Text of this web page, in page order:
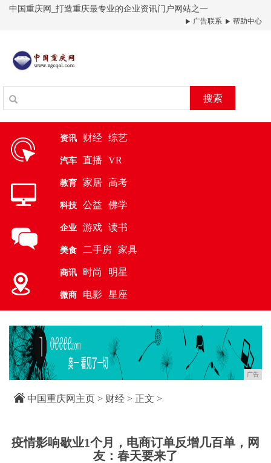
中国重庆网_打造重庆最专业的企业资讯门户网站之一
广告联系 帮助中心
搜索
资讯 财经 综艺
汽车 直播 VR
教育 家居 高考
科技 公益 佛学
企业 游戏 读书
美食 二手房 家具
商讯 时尚 明星
微商 电影 星座
广告
中国重庆网主页 > 财经 > 正文 >
疫情影响歇业1个月，电商订单反增几百单，网
友：春天要来了